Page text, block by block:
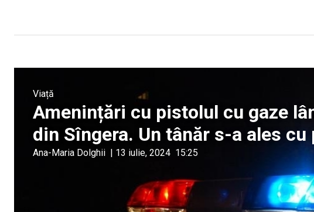
Viață
Amenințări cu pistolul cu gaze
din Sîngera. Un tânăr s-a ales cu
Ana-Maria Dolghii | 13 iulie, 2024 15:25